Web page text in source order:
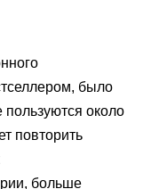
было
около
повторить
больше